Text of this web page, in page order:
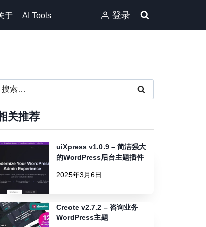
于 AI Tools 登录
搜
：
关推荐
uiXpress v1.0.9 – 简洁强大
的WordPress后台主题插件
2025年3月6日
Creote v2.7.2 – 咨询业务
WordPress主题